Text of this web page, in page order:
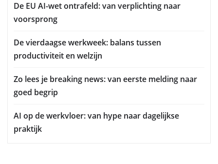
De EU AI-wet ontrafeld: van verplichting naar
voorsprong
De vierdaagse werkweek: balans tussen
productiviteit en welzijn
Zo lees je breaking news: van eerste melding naar
goed begrip
AI op de werkvloer: van hype naar dagelijkse
praktijk